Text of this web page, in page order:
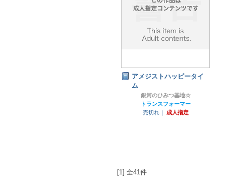
アメジストハッピータイ
ム
銀河のひみつ基地☆
トランスフォーマー
売切れ｜
成人指定
[1] 全41件